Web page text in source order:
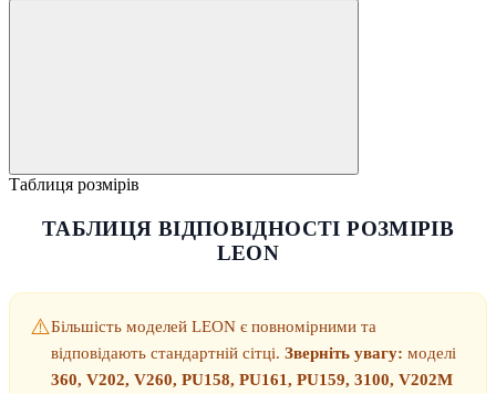
Таблиця розмірів
ТАБЛИЦЯ ВІДПОВІДНОСТІ РОЗМІРІВ
LEON
⚠️Більшість моделей LEON є повномірними та
відповідають стандартній сітці. Зверніть увагу: моделі
360, V202, V260, PU158, PU161, PU159, 3100, V202M